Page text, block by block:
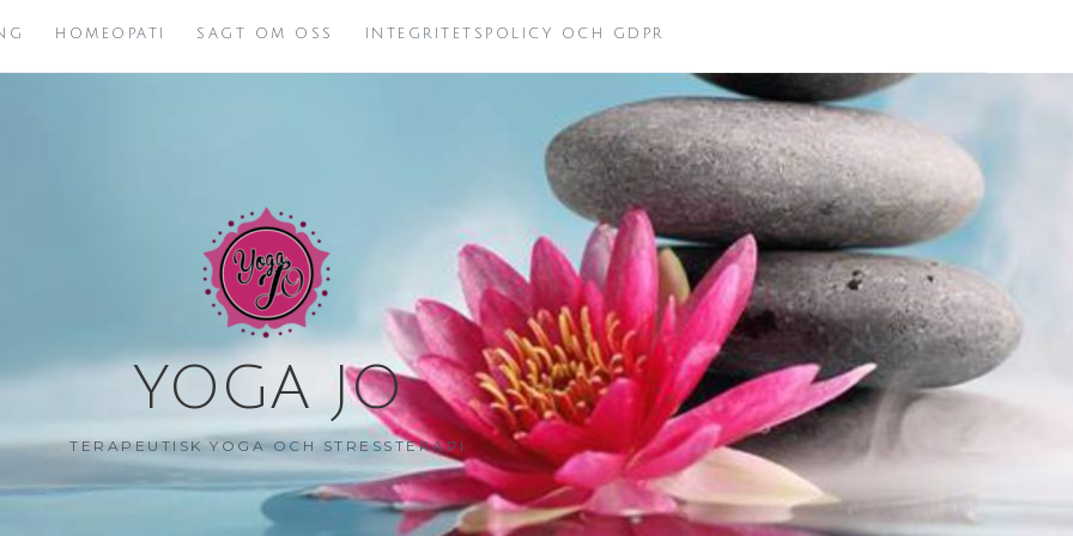
HOMEOPATI SAGT OM OSS INTEGRITETSPOLICY OCH GDPR
YOGA JO
TERAPEUTISK YOGA OCH STRESSTERAPI